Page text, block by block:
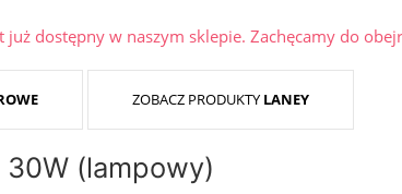
dostępny w naszym sklepie. Zachęcamy do
ZOBACZ PRODUKTY LANEY
(lampowy)